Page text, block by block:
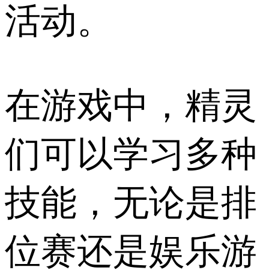
活动。
在游戏中，精灵
们可以学习多种
技能，无论是排
位赛还是娱乐游